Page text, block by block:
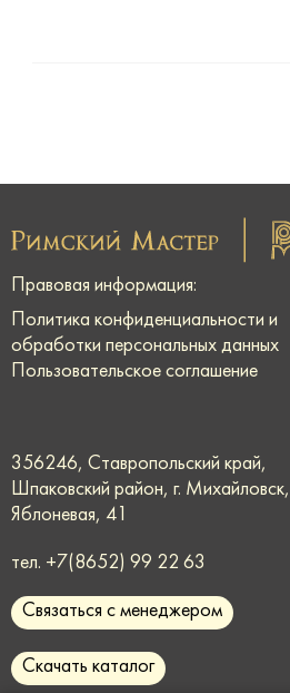
Правовая информация:
Политика конфиденциальности и
обработки персональных данных
Пользовательское соглашение
356246, Ставропольский край,
Шпаковский район, г. Михайловск,
Яблоневая, 41
тел. +7(8652) 99 22 63
Связаться с менеджером
Скачать каталог